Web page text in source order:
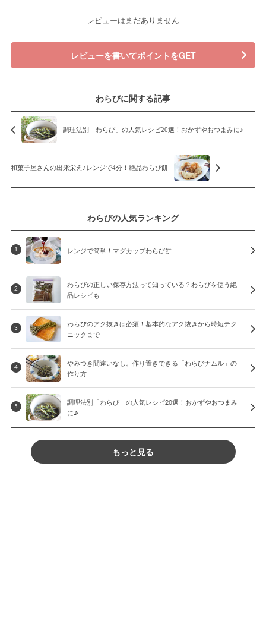
レビューはまだありません
レビューを書いてポイントをGET
わらびに関する記事
調理法別「わらび」の人気レシピ20選！おかずやおつまみに♪
和菓子屋さんの出来栄え♪レンジで4分！絶品わらび餅
わらびの人気ランキング
1 レンジで簡単！マグカップわらび餅
2
わらびの正しい保存方法って知っている？わらびを使う絶
品レシピも
3
わらびのアク抜きは必須！基本的なアク抜きから時短テク
ニックまで
4
やみつき間違いなし。作り置きできる「わらびナムル」の
作り方
5
調理法別「わらび」の人気レシピ20選！おかずやおつまみ
に♪
もっと見る